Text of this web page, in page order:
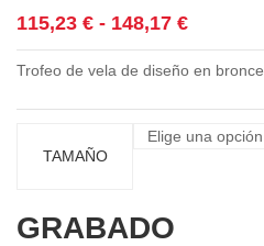
115,23 € - 148,17 €Rango
de
precios:
115,23 €
Trofeo de vela de diseño en bronce.
TAMAÑO
GRABADO